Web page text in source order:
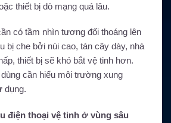
thiết bị dò mạng quá lâu.
có tầm nhìn tương đối thoáng lên
bị che bởi núi cao, tán cây dày, nhà
thiết bị sẽ khó bắt vệ tinh hơn.
cần hiểu môi trường xung
dụng.
điện thoại vệ tinh ở vùng sâu